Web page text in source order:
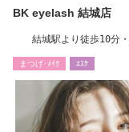
BK eyelash 結城店
結城駅より徒歩10分
まつげ･ﾒｲｸ ｴｽﾃ